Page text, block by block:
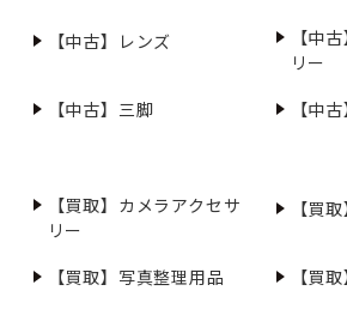
【中古】レンズ
【中
リー
【中古】三脚 【中
【買取】カメラアクセサ
リー
【買
【買取】写真整理用品 【買